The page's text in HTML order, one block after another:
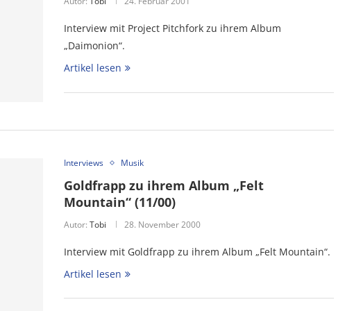
Interview mit Project Pitchfork zu ihrem Album
„Daimonion“.
Artikel lesen
Interviews Musik
Goldfrapp zu ihrem Album „Felt
Mountain“ (11/00)
Autor: Tobi 28. November 2000
Interview mit Goldfrapp zu ihrem Album „Felt Mountain“.
Artikel lesen